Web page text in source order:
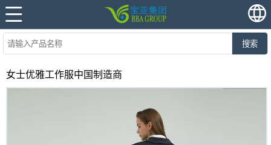
搜索
女士优雅工作服中国制造商